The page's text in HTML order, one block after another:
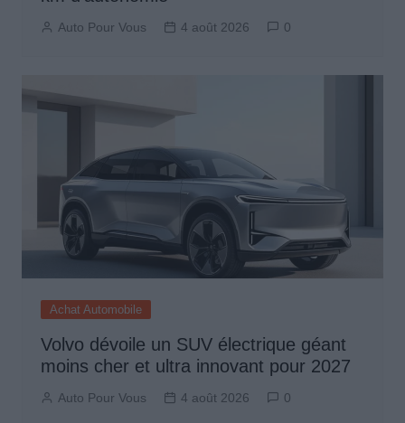
Auto Pour Vous 4 août 2026 0
Achat Automobile
Volvo dévoile un SUV électrique géant
moins cher et ultra innovant pour 2027
Auto Pour Vous 4 août 2026 0